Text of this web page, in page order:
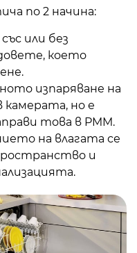
по 2 начина:
или без
което
изпаряване на
камерата, но е
това в PMM.
на влагата се
и